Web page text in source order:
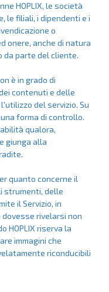
HOPLIX, le società
le filiali, i dipendenti e i
o
onere, anche di natura
da parte del cliente.
è in grado di
contenuti e delle
del servizio. Su
forma di controllo.
qualora,
giunga alla
quanto concerne il
strumenti, delle
il Servizio, in
rivelarsi non
HOPLIX riserva la
immagini che
riconducibili